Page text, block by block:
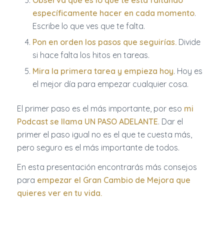
específicamente hacer en cada momento.
Escribe lo que ves que te falta.
Pon en orden los pasos que seguirías. Divide
si hace falta los hitos en tareas.
Mira la primera tarea y empieza hoy. Hoy es
el mejor día para empezar cualquier cosa.
El primer paso es el más importante, por eso mi
Podcast se llama UN PASO ADELANTE. Dar el
primer el paso igual no es el que te cuesta más,
pero seguro es el más importante de todos.
En esta presentación encontrarás más consejos
para empezar el Gran Cambio de Mejora que
quieres ver en tu vida.